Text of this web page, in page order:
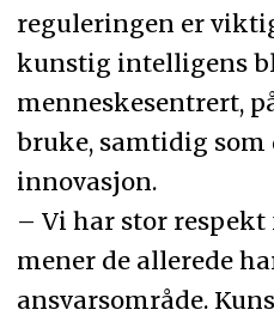
Forslaget om
støtte fra
Oppsummeringen
Labrador AI, men
journalist.
reguleringen er
kunstig intelligens
menneskesentrert,
bruke, samtidig
innovasjon.
– Vi har stor
mener de allerede
ansvarsområde.